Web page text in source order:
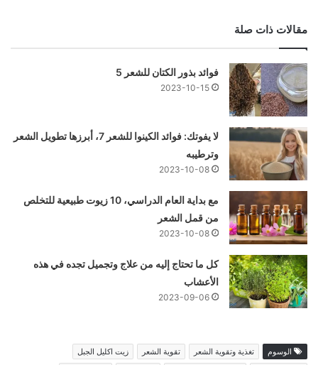
مقالات ذات صلة
فوائد بذور الكتان للشعر 5
2023-10-15
لا يفوتك: فوائد الكينوا للشعر 7، أبرزها تطويل الشعر
وترطيبه
2023-10-08
مع بداية العام الدراسي، 10 زيوت طبيعية للتخلص
من قمل الشعر
2023-10-08
كل ما تحتاج إليه من علاج وتجميل تجده في هذه
الأعشاب
2023-09-06
الوسوم تغذية وتقوية الشعر تقوية الشعر
زيت اكليل الجبل